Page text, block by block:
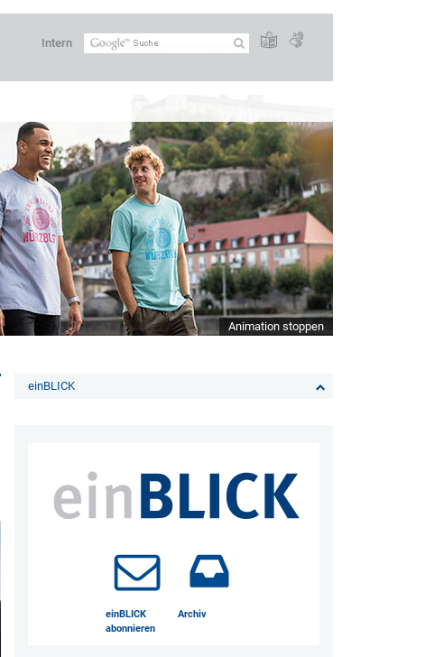
Intern
Animation stoppen
einBLICK
einBLICK
abonnieren
Archiv